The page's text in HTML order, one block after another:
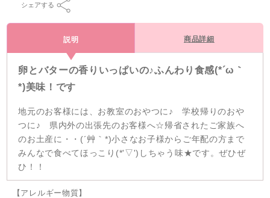
シェアする
説明 商品詳細
卵とバターの香りいっぱいの♪ふんわり食感(*´ω｀
*)美味！です
地元のお客様には、お教室のおやつに♪ 学校帰りのおや
つに♪ 県内外の出張先のお客様へ☆帰省されたご家族へ
のお土産に・・(´艸｀*)小さなお子様からご年配の方まで
みんなで食べてほっこり(*'▽')しちゃう味★です。ぜひぜ
ひ！！
【アレルギー物質】